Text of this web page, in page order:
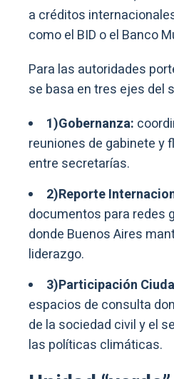
a créditos
como el BID o el Banco
Para las autoridades
se basa en tres ejes del
1)Gobernanza:
reuniones de gabinete y
entre secretarías.
2)Reporte
documentos para redes
donde Buenos Aires
liderazgo.
3)Participación
espacios de consulta
de la sociedad civil y el
las políticas climáticas.